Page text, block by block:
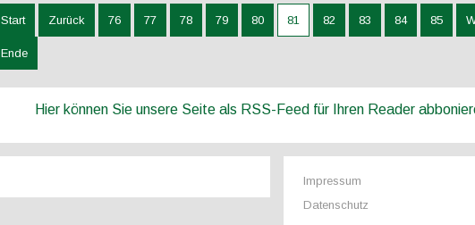
Start Zurück 76 77 78 79 80 81 82 83 84 85
Ende
Hier können Sie unsere Seite als RSS-Feed für Ihren Reader
Impressum
Datenschutz